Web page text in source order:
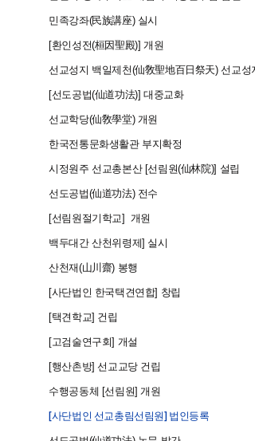
민족강좌(民族講座) 실시
[환인성전(桓因聖殿)] 개원
선교성지 백일제천(仙敎聖地百日祭天) 선교성
[선도공법(仙道功法)] 대중교화
선교학당(仙敎學堂) 개원
한국전통문화생활관 부지확정
시정원주 선교총본산 [선림원(仙林院)] 설립
선도공법(仙道功法) 전수
[선림원절기학교] 개원
백두대간 산천위령제] 실시
산천재(山川齋) 봉행
[사단법인 한국택견연합] 창립
[택견학교] 건립
[고검술연구회] 개설
[행산촌방] 선교교당 건립
수행공동체 [선림원] 개원​
[사단법인 선교총림선림원] 법인등록